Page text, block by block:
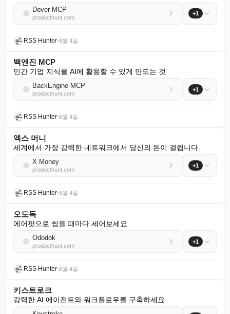
Dover MCP
producthunt.com
+1
RSS Hunter•8월 4일
백엔진 MCP
민간 기업 지식을 AI에 활용할 수 있게 만드는 것
BackEngine MCP
producthunt.com
+1
RSS Hunter•8월 4일
엑스 머니
세계에서 가장 강력한 네트워크에서 당신의 돈이 걸립니다.
X Money
producthunt.com
+1
RSS Hunter•8월 4일
오도독
에어팟으로 씹을 때마다 세어보세요
Ododok
producthunt.com
+1
RSS Hunter•8월 4일
키스트로크
강력한 AI 에이전트와 워크플로우를 구축하세요